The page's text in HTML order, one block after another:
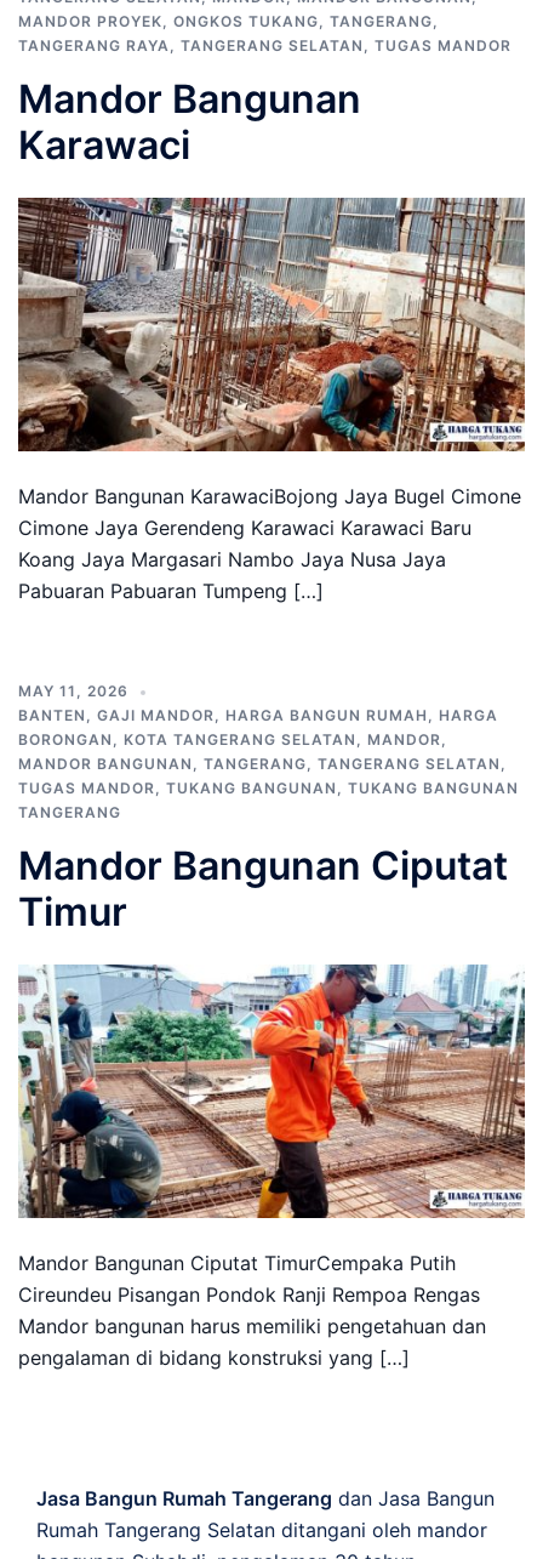
MANDOR PROYEK, ONGKOS TUKANG, TANGERANG,
TANGERANG RAYA, TANGERANG SELATAN , TUGAS MANDOR
Mandor Bangunan
Karawaci
Mandor Bangunan KarawaciBojong Jaya Bugel Cimone
Cimone Jaya Gerendeng Karawaci Karawaci Baru
Koang Jaya Margasari Nambo Jaya Nusa Jaya
Pabuaran Pabuaran Tumpeng […]
MAY 11, 2026
BANTEN , GAJI MANDOR, HARGA BANGUN RUMAH , HARGA
BORONGAN , KOTA TANGERANG SELATAN , MANDOR,
MANDOR BANGUNAN , TANGERANG, TANGERANG SELATAN ,
TUGAS MANDOR, TUKANG BANGUNAN , TUKANG BANGUNAN
TANGERANG
Mandor Bangunan Ciputat
Timur
Mandor Bangunan Ciputat TimurCempaka Putih
Cireundeu Pisangan Pondok Ranji Rempoa Rengas
Mandor bangunan harus memiliki pengetahuan dan
pengalaman di bidang konstruksi yang […]
Jasa Bangun Rumah Tangerang dan Jasa Bangun
Rumah Tangerang Selatan ditangani oleh mandor